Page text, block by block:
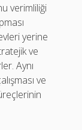
verimliliği
yerine
ve
Aynı
ve